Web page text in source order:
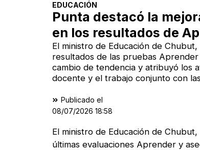
EDUCACIÓN
Punta destacó la
en los resultados de
El ministro de Educación de
resultados de las pruebas
cambio de tendencia y atribuyó los
docente y el trabajo conjunto con
Publicado el
08/07/2026 18:58
El ministro de Educación de
últimas evaluaciones Aprender y